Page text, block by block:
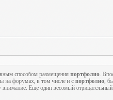
способом размещения портфолио.
на форумах, в том числе и с портфолио,
внимание. Еще один весомый